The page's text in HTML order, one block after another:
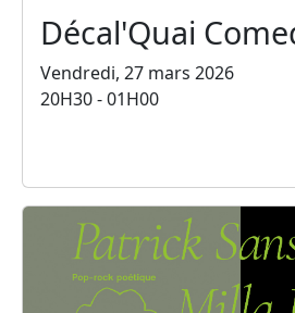
Décal'Quai
Vendredi, 27 mars 2026
20H30 - 01H00